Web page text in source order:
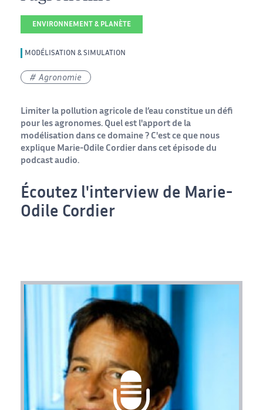
ENVIRONNEMENT & PLANÈTE
MODÉLISATION & SIMULATION
Agronomie
Limiter la pollution agricole de l’eau constitue un défi
pour les agronomes. Quel est l'apport de la
modélisation dans ce domaine ? C'est ce que nous
explique Marie-Odile Cordier dans cet épisode du
podcast audio.
Écoutez l'interview de Marie-
Odile Cordier